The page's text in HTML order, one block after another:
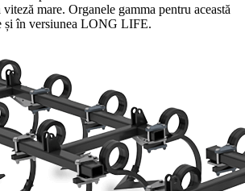
mare. Organele gamma pentru această
și în versiunea LONG LIFE.